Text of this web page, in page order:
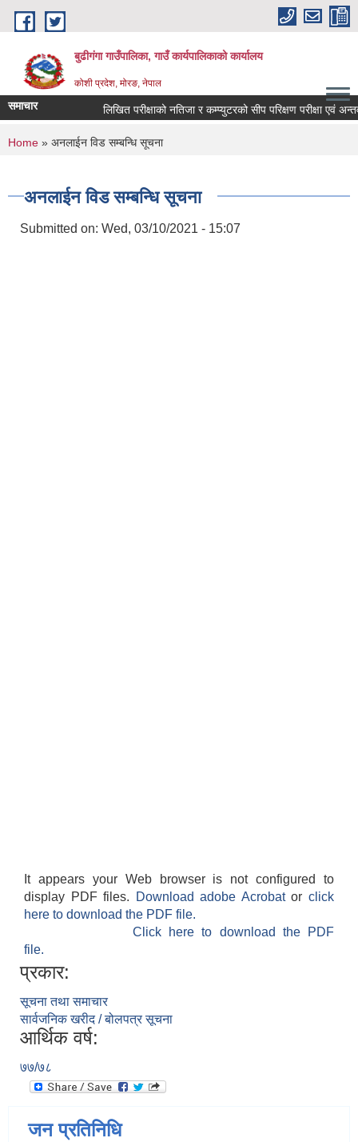
Skip to main content
बुढीगंगा गाउँपालिका, गाउँ कार्यपालिकाको कार्यालय
कोशी प्रदेश, मोरङ, नेपाल
समाचार लिखित परीक्षाको नतिजा र कम्प्युटरको सीप परिक्षण परीक्षा एवं
You are here
Home » अनलाईन विड सम्बन्धि सूचना
अनलाईन विड सम्बन्धि सूचना
Submitted on: Wed, 03/10/2021 - 15:07
It appears your Web browser is not configured to
display PDF files.
Download adobe Acrobatorclick
here to download the PDF file.
Click here to download the PDF
file.
प्रकार:
सूचना तथा समाचार
सार्वजनिक खरीद / बोलपत्र सूचना
आर्थिक वर्ष:
७७/७८
जन प्रतिनिधि